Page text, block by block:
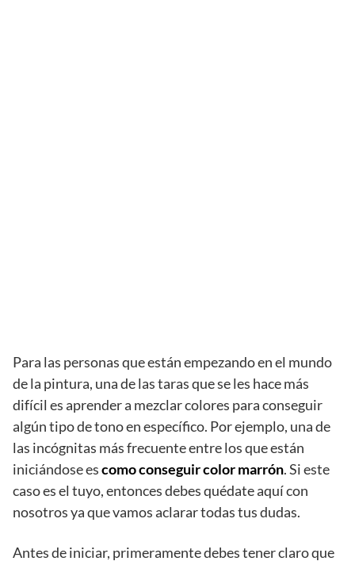
Para las personas que están empezando en el mundo
de la pintura, una de las taras que se les hace más
difícil es aprender a mezclar colores para conseguir
algún tipo de tono en específico. Por ejemplo, una de
las incógnitas más frecuente entre los que están
iniciándose escomo conseguir color marrón. Si este
caso es el tuyo, entonces debes quédate aquí con
nosotros ya que vamos aclarar todas tus dudas.
Antes de iniciar, primeramente debes tener claro que